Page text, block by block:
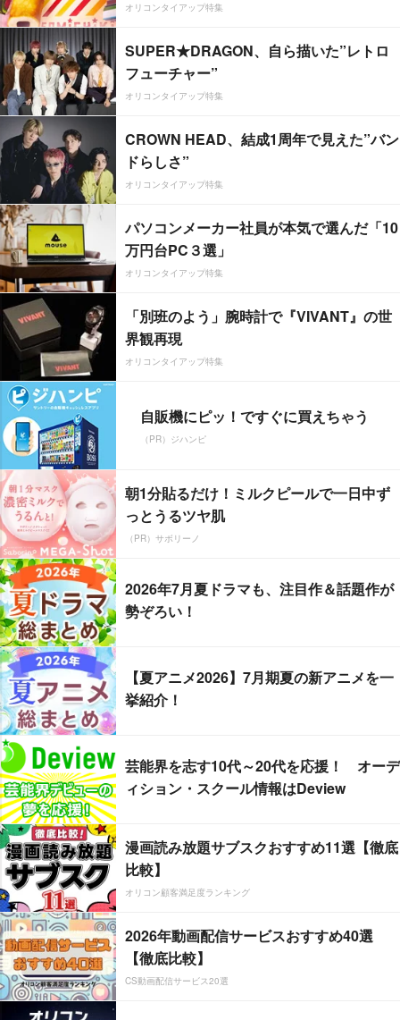
オリコンタイアップ特集
SUPER★DRAGON、自ら描いた”レトロ
フューチャー”
オリコンタイアップ特集
CROWN HEAD、結成1周年で見えた”バン
ドらしさ”
オリコンタイアップ特集
パソコンメーカー社員が本気で選んだ「10
万円台PC３選」
オリコンタイアップ特集
「別班のよう」腕時計で『VIVANT』の世
界観再現
オリコンタイアップ特集
自販機にピッ！ですぐに買えちゃう
（PR）ジハンピ
朝1分貼るだけ！ミルクピールで一日中ず
っとうるツヤ肌
（PR）サボリーノ
2026年7月夏ドラマも、注目作＆話題作が
勢ぞろい！
【夏アニメ2026】7月期夏の新アニメを一
挙紹介！
芸能界を志す10代～20代を応援！ オーデ
ィション・スクール情報はDeview
漫画読み放題サブスクおすすめ11選【徹底
比較】
オリコン顧客満足度ランキング
2026年動画配信サービスおすすめ40選
【徹底比較】
CS動画配信サービス20選